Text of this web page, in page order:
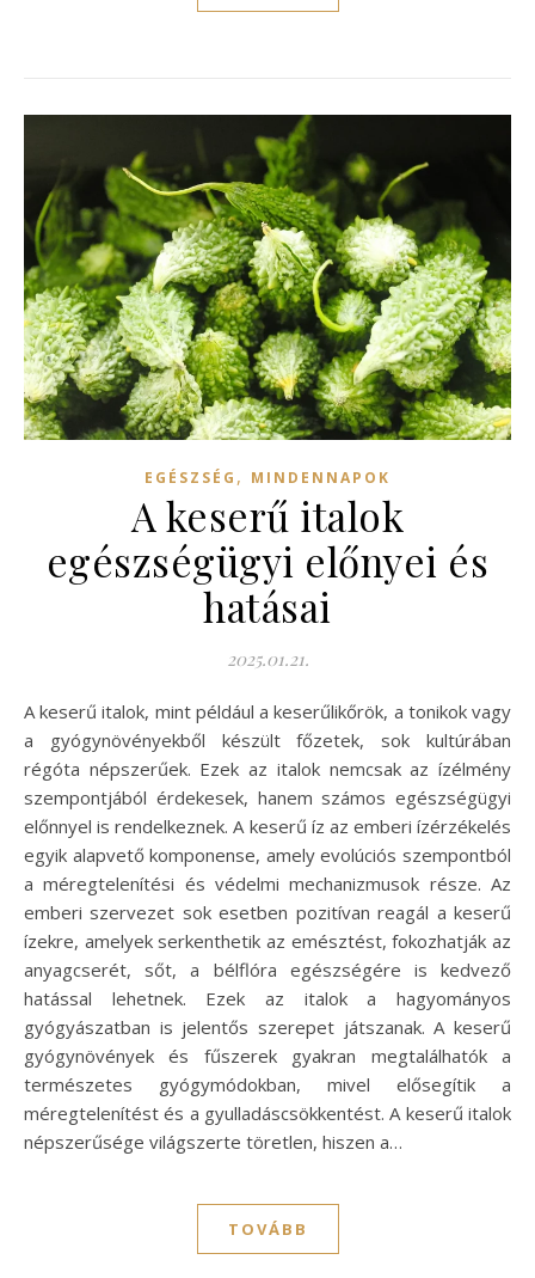
EGÉSZSÉG , MINDENNAPOK
A keserű italok
egészségügyi előnyei és
hatásai
2025.01.21.
A keserű italok, mint például a keserűlikőrök, a tonikok vagy
a gyógynövényekből készült főzetek, sok kultúrában
régóta népszerűek. Ezek az italok nemcsak az ízélmény
szempontjából érdekesek, hanem számos egészségügyi
előnnyel is rendelkeznek. A keserű íz az emberi ízérzékelés
egyik alapvető komponense, amely evolúciós szempontból
a méregtelenítési és védelmi mechanizmusok része. Az
emberi szervezet sok esetben pozitívan reagál a keserű
ízekre, amelyek serkenthetik az emésztést, fokozhatják az
anyagcserét, sőt, a bélflóra egészségére is kedvező
hatással lehetnek. Ezek az italok a hagyományos
gyógyászatban is jelentős szerepet játszanak. A keserű
gyógynövények és fűszerek gyakran megtalálhatók a
természetes gyógymódokban, mivel elősegítik a
méregtelenítést és a gyulladáscsökkentést. A keserű italok
népszerűsége világszerte töretlen, hiszen a…
TOVÁBB